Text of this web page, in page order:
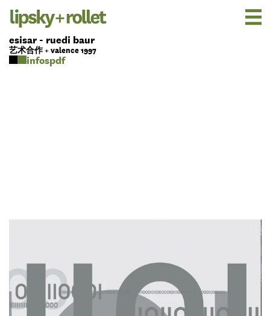
esisar - ruedi baur
艺术合作 + valence 1997
pdf